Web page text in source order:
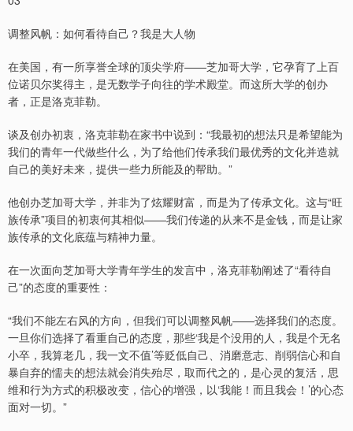
调整风帆：如何看待自己？我是大人物
在美国，有一所享誉全球的顶尖学府——芝加哥大学，它孕育了上百
位诺贝尔奖得主，是无数学子向往的学术殿堂。而这所大学的创办
者，正是洛克菲勒。
谈及创办初衷，洛克菲勒在家书中说到：“我最初的想法只是希望能为
我们的青年一代做些什么，为了给他们传承我们最优秀的文化并造就
自己的美好未来，提供一些力所能及的帮助。”
他创办芝加哥大学，并非为了炫耀财富，而是为了传承文化。这与“旺
族传承”项目的初衷何其相似——我们传递的从来不是金钱，而是让家
族传承的文化底蕴与精神力量。
在一次面向芝加哥大学青年学生的发言中，洛克菲勒阐述了“看待自
己”的态度的重要性：
“我们不能左右风的方向，但我们可以调整风帆——选择我们的态度。
一旦你们选择了看重自己的态度，那些‘我是个没用的人，我是个无名
小卒，我算老几，我一文不值’等贬低自己、消磨意志、削弱信心和自
暴自弃的懦夫的想法就会消失殆尽，取而代之的，是心灵的复活，思
维和行为方式的积极改变，信心的增强，以‘我能！而且我会！’的心态
面对一切。”